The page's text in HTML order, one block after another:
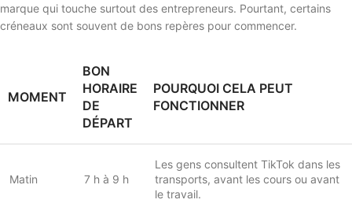
marque qui touche surtout des entrepreneurs. Pourtant, certains
créneaux sont souvent de bons repères pour commencer.
MOMENT
BON
HORAIRE
DE
DÉPART
POURQUOI CELA PEUT
FONCTIONNER
Matin 7 h à 9 h
Les gens consultent TikTok dans les
transports, avant les cours ou avant
le travail.